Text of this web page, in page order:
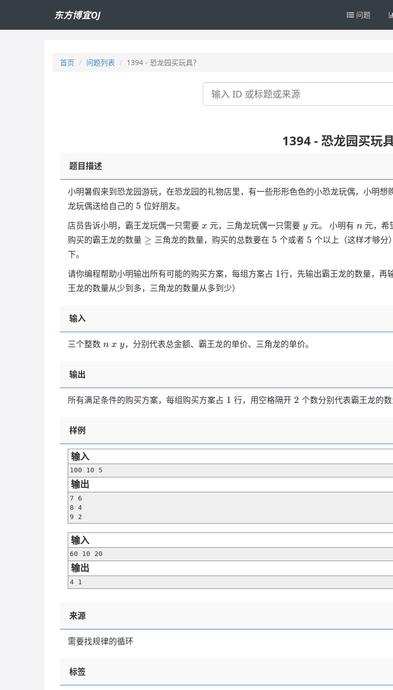
东方博宜OJ 问题
首页 问题列表 1394 - 恐龙园买玩具？
搜
1394 - 恐龙园买玩具
题目描述
小明暑假来到恐龙园游玩，在恐龙园的礼物店里，有一些形形色色的小恐龙玩偶，小明想
龙玩偶送给自己的 5
5 位好朋友。
店员告诉小明，霸王龙玩偶一只需要 x
x 元，三角龙玩偶一只需要 y
y元。 小明有 n
n元，希
购买的霸王龙的数量 \ge
≥ 三角龙的数量，购买的总数要在 5
5 个或者 5
5 个以上（这样才够分
下。
请你编程帮助小明输出所有可能的购买方案，每组方案占 1
1行，先输出霸王龙的数量，再
王龙的数量从少到多，三角龙的数量从多到少）
输入
三个整数 n
n x
x y
y，分别代表总金额、霸王龙的单价、三角龙的单价。
输出
所有满足条件的购买方案，每组购买方案占 1
1 行，用空格隔开 2
2 个数分别代表霸王龙的数
样例
输入
100 10 5
输出
7 6
8 4
9 2
输入
60 10 20
输出
4 1
来源
需要找规律的循环
标签